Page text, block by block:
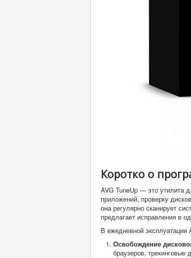
Коротко о
AVG TuneUp — это утилита
приложений, проверку
она регулярно сканирует
предлагает исправления в
В ежедневной эксплуатации
Освобождение
браузеров, трекинговые